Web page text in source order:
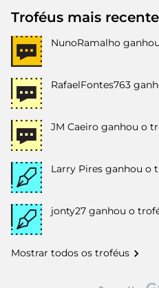
Troféus mais
NunoRamalho
RafaelFontes763
JM Caeiro ganhou o
Larry Pires ganhou o
jonty27 ganhou o
Mostrar todos os troféus